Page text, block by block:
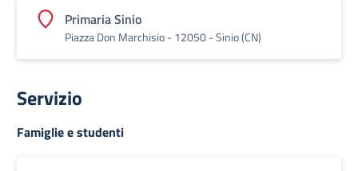
Primaria Sinio
Piazza Don Marchisio - 12050 - Sinio (CN)
Servizio
Famiglie e studenti